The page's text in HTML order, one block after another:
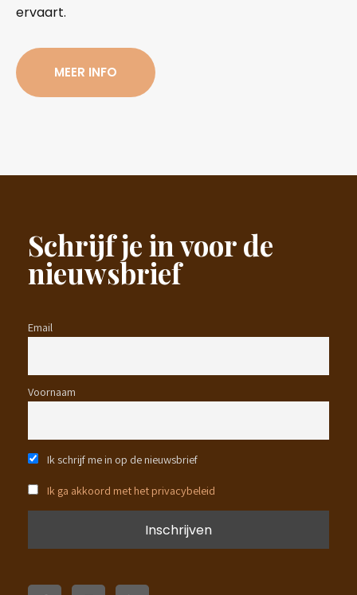
ervaart.
MEER INFO
Schrijf je in voor de
nieuwsbrief
Email
Voornaam
Ik schrijf me in op de nieuwsbrief
Ik ga akkoord met het privacybeleid